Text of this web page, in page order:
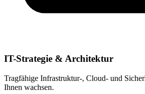
IT-Strategie & Architektur
Tragfähige Infrastruktur-, Cloud- und
Ihnen wachsen.